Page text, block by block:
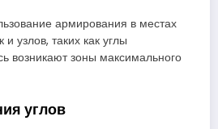
армирования в местах
узлов, таких как углы
возникают зоны максимального
углов